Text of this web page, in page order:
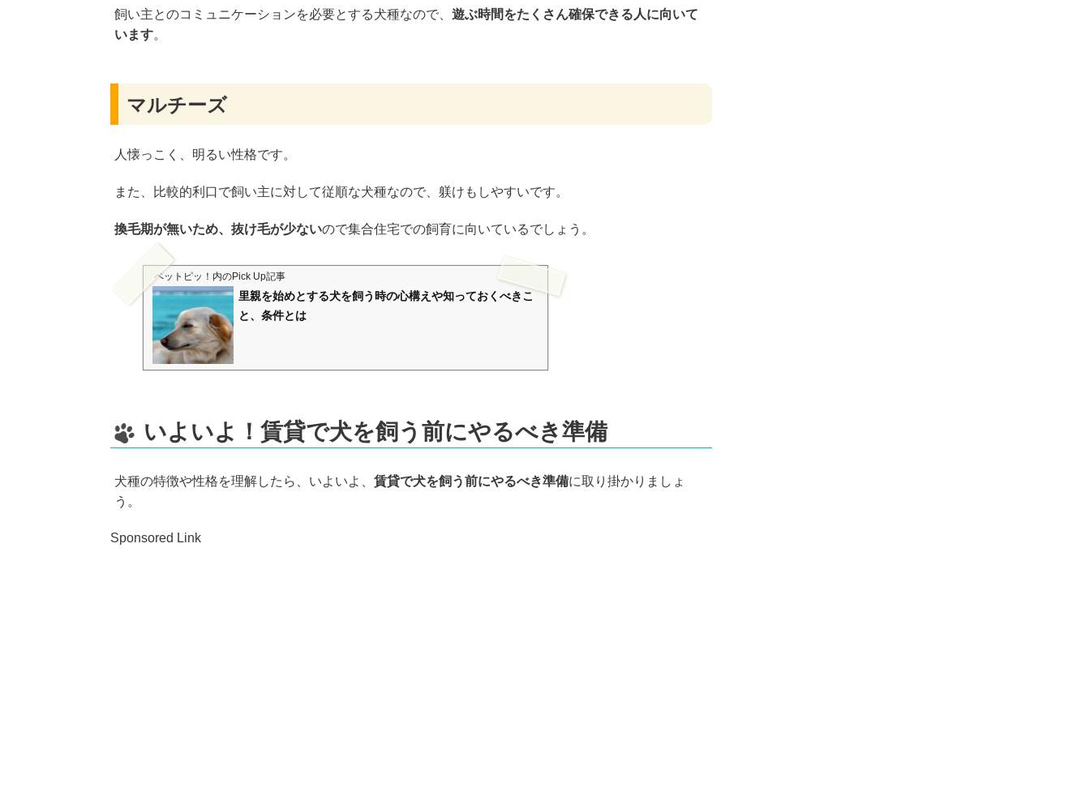
飼い主とのコミュニケーションを必要とする犬種なので、 遊ぶ時間をたくさん確保できる人に向いて
います。
マルチーズ
人懐っこく、明るい性格です。
また、比較的利口で飼い主に対して従順な犬種なので、躾けもしやすいです。
換毛期が無いため、抜け毛が少ないので集合住宅での飼育に向いているでしょう。
ペットピッ！ 内のPick Up記事
里親を始めとする犬を飼う時の心構えや知っておくべきこ
と、条件とは
いよいよ！賃貸で犬を飼う前にやるべき準備
犬種の特徴や性格を理解したら、いよいよ、 賃貸で犬を飼う前にやるべき準備に取り掛かりましょ
う。
Sponsored Link